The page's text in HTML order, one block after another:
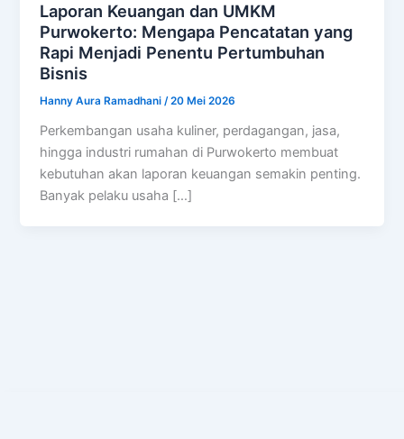
Laporan Keuangan dan UMKM
Purwokerto: Mengapa Pencatatan yang
Rapi Menjadi Penentu Pertumbuhan
Bisnis
Hanny Aura Ramadhani/20 Mei 2026
Perkembangan usaha kuliner, perdagangan, jasa,
hingga industri rumahan di Purwokerto membuat
kebutuhan akan laporan keuangan semakin penting.
Banyak pelaku usaha […]